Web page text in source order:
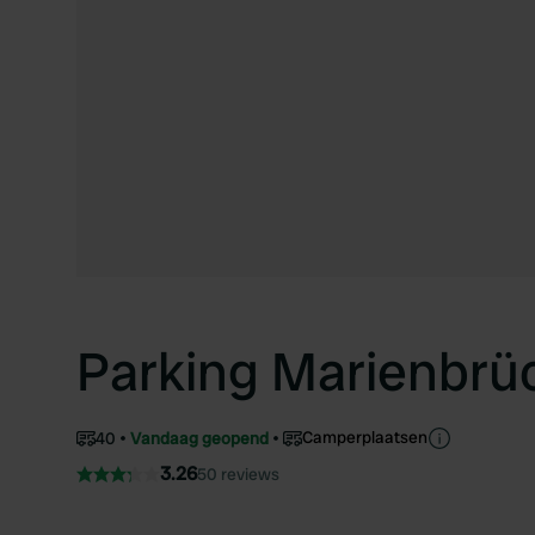
Parking
40 Vandaag geopend Camperplaatsen
3.2650 reviews